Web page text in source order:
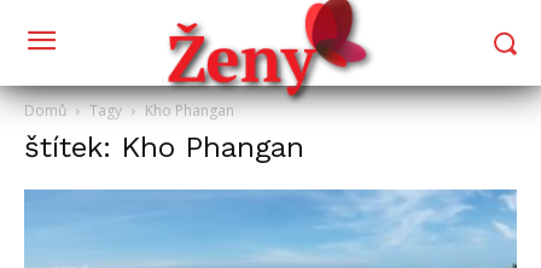
Domů Tagy Kho Phangan
štítek: Kho Phangan